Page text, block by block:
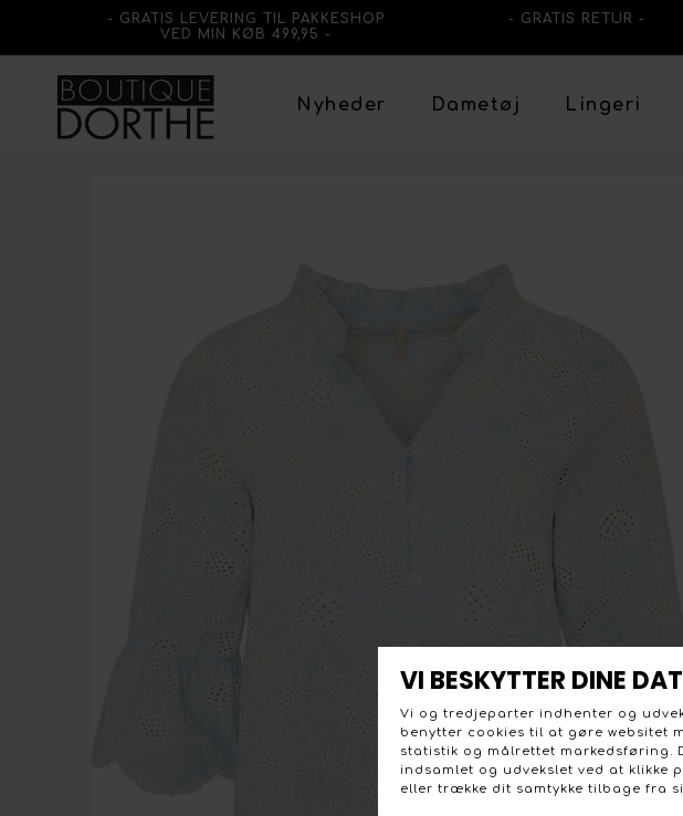
- GRATIS LEVERING TIL PAKKESHOP
VED MIN KØB 499,95 -
- GRATIS RETUR -
Nyheder Dametøj Lingeri